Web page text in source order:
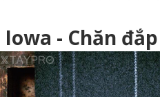
Iowa - Chăn